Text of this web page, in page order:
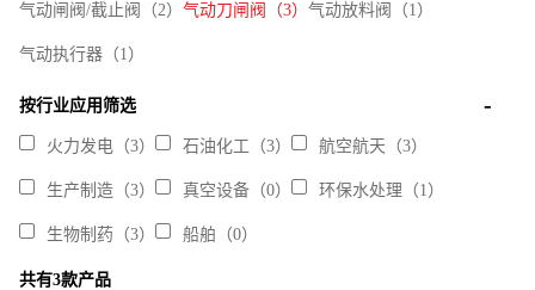
气动闸阀/截止阀（2） 气动刀闸阀（3） 气动放料阀（1）
气动执行器（1）
按行业应用筛选
火力发电（3） 石油化工（3） 航空航天（3）
生产制造（3） 真空设备（0） 环保水处理（1）
生物制药（3） 船舶（0）
共有3款产品